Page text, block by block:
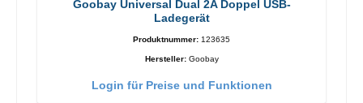
Goobay Universal Dual 2A Doppel USB-
Ladegerät
Produktnummer: 123635
Hersteller: Goobay
Login für Preise und Funktionen